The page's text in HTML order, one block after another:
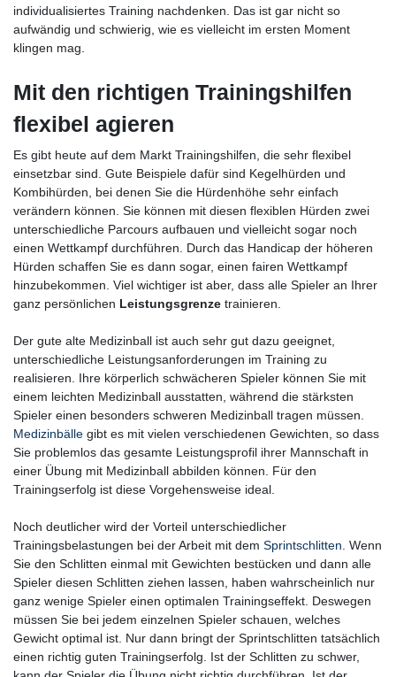
individualisiertes Training nachdenken. Das ist gar nicht so
aufwändig und schwierig, wie es vielleicht im ersten Moment
klingen mag.
Mit den richtigen Trainingshilfen
flexibel agieren
Es gibt heute auf dem Markt Trainingshilfen, die sehr flexibel
einsetzbar sind. Gute Beispiele dafür sind Kegelhürden und
Kombihürden, bei denen Sie die Hürdenhöhe sehr einfach
verändern können. Sie können mit diesen flexiblen Hürden zwei
unterschiedliche Parcours aufbauen und vielleicht sogar noch
einen Wettkampf durchführen. Durch das Handicap der höheren
Hürden schaffen Sie es dann sogar, einen fairen Wettkampf
hinzubekommen. Viel wichtiger ist aber, dass alle Spieler an Ihrer
ganz persönlichen Leistungsgrenze trainieren.
Der gute alte Medizinball ist auch sehr gut dazu geeignet,
unterschiedliche Leistungsanforderungen im Training zu
realisieren. Ihre körperlich schwächeren Spieler können Sie mit
einem leichten Medizinball ausstatten, während die stärksten
Spieler einen besonders schweren Medizinball tragen müssen.
Medizinbälle gibt es mit vielen verschiedenen Gewichten, so dass
Sie problemlos das gesamte Leistungsprofil ihrer Mannschaft in
einer Übung mit Medizinball abbilden können. Für den
Trainingserfolg ist diese Vorgehensweise ideal.
Noch deutlicher wird der Vorteil unterschiedlicher
Trainingsbelastungen bei der Arbeit mit dem Sprintschlitten . Wenn
Sie den Schlitten einmal mit Gewichten bestücken und dann alle
Spieler diesen Schlitten ziehen lassen, haben wahrscheinlich nur
ganz wenige Spieler einen optimalen Trainingseffekt. Deswegen
müssen Sie bei jedem einzelnen Spieler schauen, welches
Gewicht optimal ist. Nur dann bringt der Sprintschlitten tatsächlich
einen richtig guten Trainingserfolg. Ist der Schlitten zu schwer,